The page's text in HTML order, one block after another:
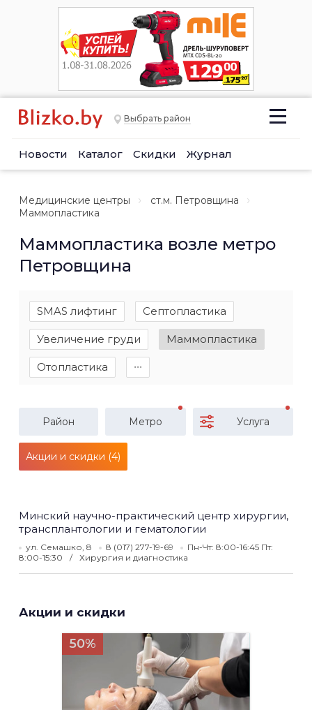
Выбрать район
Новости Каталог Скидки Журнал
Медицинские центры
ст.м. Петровщина
Маммопластика
Маммопластика возле метро
Петровщина
SMAS лифтинг Септопластика
Увеличение груди Маммопластика
Отопластика ∙∙∙
Район Метро Услуга
Акции и скидки (4)
Минский научно-практический центр хирургии,
трансплантологии и гематологии
ул. Семашко, 8 8 (017) 277-19-69
Пн-Чт: 8:00-16:45 Пт:
8:00-15:30
Хирургия и диагностика
Акции и скидки
50%